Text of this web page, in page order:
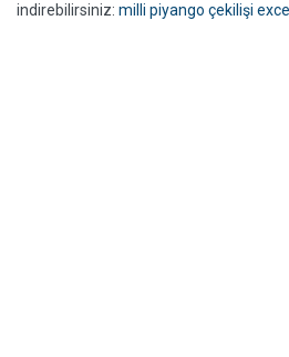
indirebilirsiniz: milli piyango çekilişi